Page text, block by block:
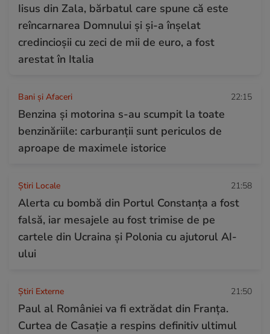
Iisus din Zala, bărbatul care spune că este
reîncarnarea Domnului și și-a înșelat
credincioșii cu zeci de mii de euro, a fost
arestat în Italia
Bani și Afaceri 22:15
Benzina și motorina s-au scumpit la toate
benzinăriile: carburanții sunt periculos de
aproape de maximele istorice
Știri Locale 21:58
Alerta cu bombă din Portul Constanța a fost
falsă, iar mesajele au fost trimise de pe
cartele din Ucraina și Polonia cu ajutorul AI-
ului
Știri Externe 21:50
Paul al României va fi extrădat din Franța.
Curtea de Casație a respins definitiv ultimul